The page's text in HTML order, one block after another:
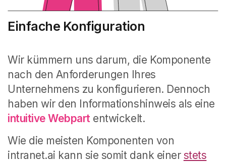
Einfache Konfiguration
Wir kümmern uns darum, die Komponente
nach den Anforderungen Ihres
Unternehmens zu konfigurieren. Dennoch
haben wir den Informationshinweis als eine
intuitive Webpartentwickelt.
Wie die meisten Komponenten von
intranet.ai kann sie somit dank einer stets